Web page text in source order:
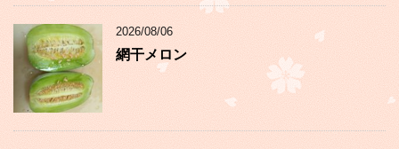
2026/08/06
網干メロン